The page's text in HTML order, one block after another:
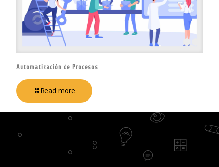
Automatización de Procesos
Read more